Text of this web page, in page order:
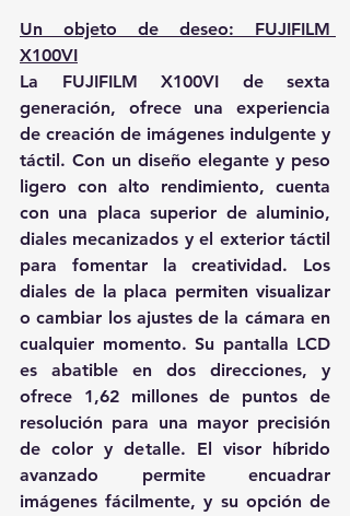
Un objeto de deseo: FUJIFILM
X100VI
La FUJIFILM X100VI de sexta
generación, ofrece una experiencia
de creación de imágenes indulgente y
táctil. Con un diseño elegante y peso
ligero con alto rendimiento, cuenta
con una placa superior de aluminio,
diales mecanizados y el exterior táctil
para fomentar la creatividad. Los
diales de la placa permiten visualizar
o cambiar los ajustes de la cámara en
cualquier momento. Su pantalla LCD
es abatible en dos direcciones, y
ofrece 1,62 millones de puntos de
resolución para una mayor precisión
de color y detalle. El visor híbrido
avanzado permite encuadrar
imágenes fácilmente, y su opción de